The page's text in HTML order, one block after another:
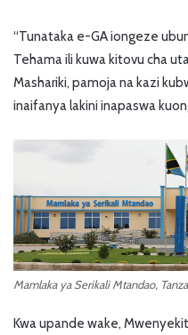
“Tunataka e-GA iongeze
Tehama ili kuwa kitovu cha
Mashariki, pamoja na kazi
inaifanya lakini inapaswa
Mamlaka ya Serikali Mtandao,
Kwa upande wake,